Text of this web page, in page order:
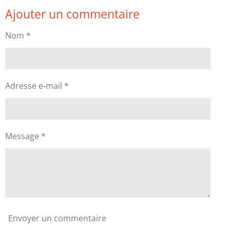
t
a
e
t
a
t
a
t
a
Ajouter un commentaire
Nom *
Adresse e-mail *
Message *
Envoyer un commentaire